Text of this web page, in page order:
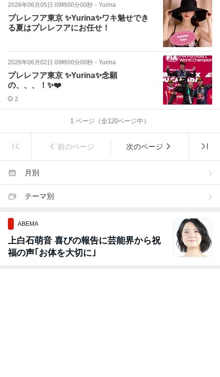
2026年06月05日 09時00分00秒 ・ Yurina
プレレフア東京 ✨Yurina✨ワキ魅せでき
る夏はプレレフアにお任せ！
2026年06月02日 09時00分00秒 ・ Yurina
プレレフア東京 ✨Yurina✨念願
の、、、！✨❤️
2
1 ページ（全120ページ中）
前のページ 次のページ
月別
テーマ別
ABEMA
上白石萌音 喜びの報告に芸能界から祝
福の声｢お体を大切に｣